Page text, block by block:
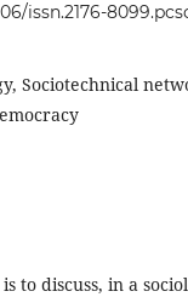
issn.2176-
Sociotechnical
to discuss, in a